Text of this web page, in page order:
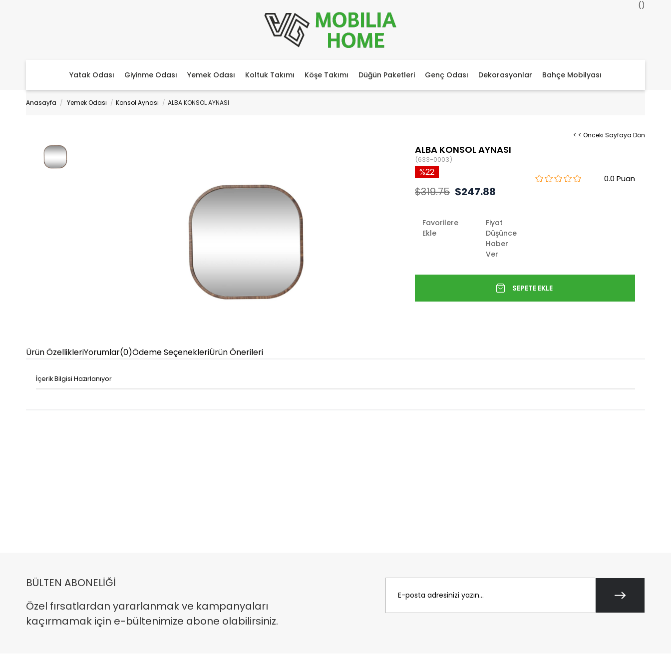
Yatak Odası Giyinme Odası Yemek Odası Koltuk Takımı Köşe Takımı Düğün Paketleri Genç Odası Dekorasyonlar Bahçe Mobilyası
Anasayfa Yemek Odası Konsol Aynası ALBA KONSOL AYNASI
< < Önceki Sayfaya Dön
ALBA KONSOL AYNASI
(633-0003)
0.0
22
$319.75 $247.88
Favorilere
Ekle
Fiyat
Düşünce
Haber
Ver
Ürün ÖzellikleriYorumlar(0)Ödeme SeçenekleriÜrün Önerileri
İçerik Bilgisi Hazırlanıyor
BÜLTEN ABONELİĞİ
Özel fırsatlardan yararlanmak ve kampanyaları
kaçırmamak için e-bültenimize abone olabilirsiniz.